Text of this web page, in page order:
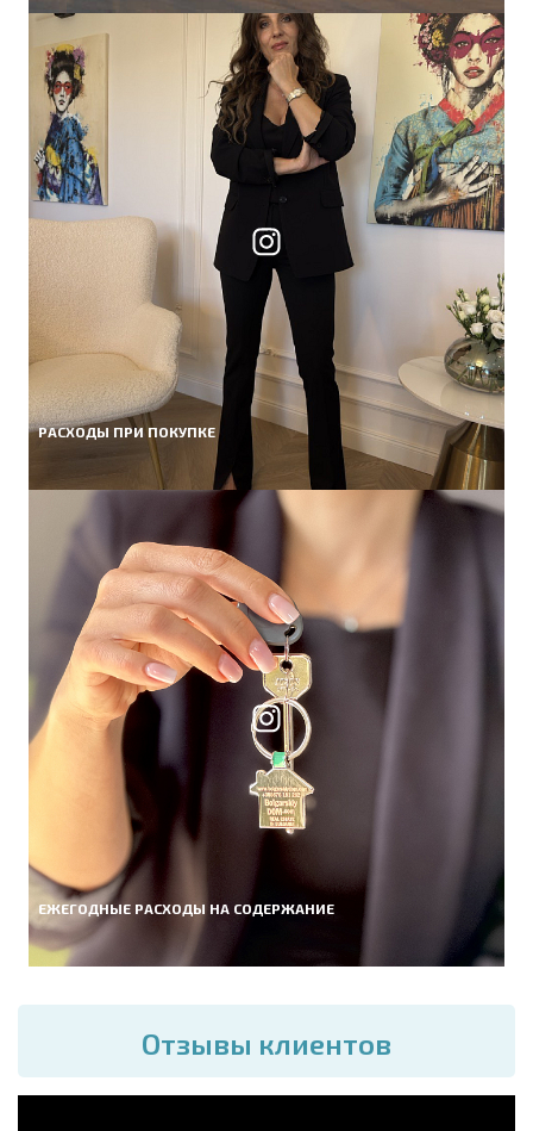
РАСХОДЫ ПРИ ПОКУПКЕ
ЕЖЕГОДНЫЕ РАСХОДЫ НА СОДЕРЖАНИЕ
Отзывы клиентов